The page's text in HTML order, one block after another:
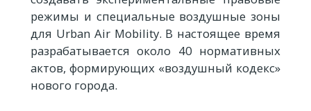
режимы и специальные воздушные зоны
для Urban Air Mobility. В настоящее время
разрабатывается около 40 нормативных
актов, формирующих «воздушный кодекс»
нового города.